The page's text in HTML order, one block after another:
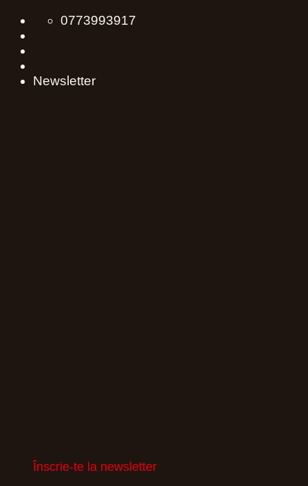
Skip
content
0773993917
Newsletter
Înscrie-te la newsletter